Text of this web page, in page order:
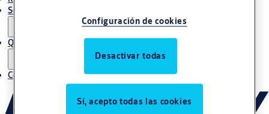
Servicio de mantenimiento
Quiénes somos
Contacto
Configuración de cookies
Desactivar todas
Sí, acepto todas las cookies